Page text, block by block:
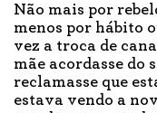
Não mais por
menos por hábito
vez a troca de
mãe acordasse do
reclamasse que
estava vendo a